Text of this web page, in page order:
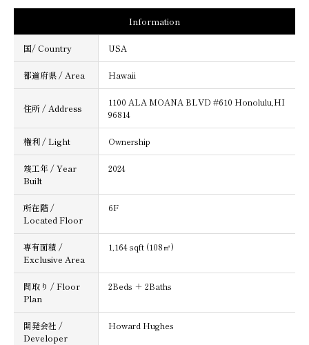
Information
国/ Country USA
都道府県 / Area Hawaii
住所 / Address
1100 ALA MOANA BLVD #610 Honolulu,HI
96814
権利 / Light Ownership
竣工年 / Year
Built
2024
所在階 /
Located Floor
6F
専有面積 /
Exclusive Area
1,164 sqft (108㎡)
間取り / Floor
Plan
2Beds ＋ 2Baths
開発会社 /
Developer
Howard Hughes